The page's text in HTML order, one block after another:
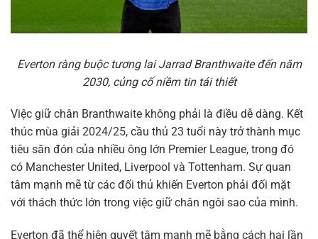
Everton ràng buộc tương lai Jarrad Branthwaite đến năm
2030, củng cố niềm tin tái thiết
Việc giữ chân Branthwaite không phải là điều dễ dàng. Kết
thúc mùa giải 2024/25, cầu thủ 23 tuổi này trở thành mục
tiêu săn đón của nhiều ông lớn Premier League, trong đó
có Manchester United, Liverpool và Tottenham. Sự quan
tâm mạnh mẽ từ các đối thủ khiến Everton phải đối mặt
với thách thức lớn trong việc giữ chân ngôi sao của mình.
Everton đã thể hiện quyết tâm mạnh mẽ bằng cách hai lần